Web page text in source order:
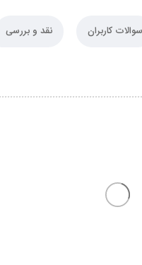
سوالات کاربران نقد و بررسی